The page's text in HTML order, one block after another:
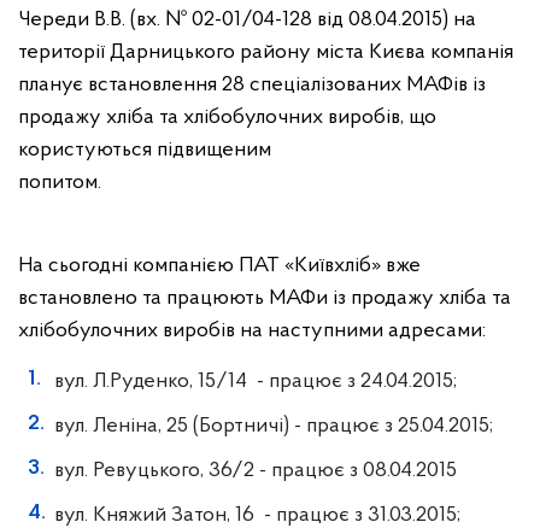
Череди В.В. (вх. № 02-01/04-128 від 08.04.2015) на
території Дарницького району міста Києва компанія
планує встановлення 28 спеціалізованих МАФів із
продажу хліба та хлібобулочних виробів, що
користуються підвищеним
попитом.
На сьогодні компанією ПАТ «Київхліб» вже
встановлено та працюють МАФи із продажу хліба та
хлібобулочних виробів на наступними адресами:
вул. Л.Руденко, 15/14 - працює з 24.04.2015;
вул. Леніна, 25 (Бортничі) - працює з 25.04.2015;
вул. Ревуцького, 36/2 - працює з 08.04.2015
вул. Княжий Затон, 16 - працює з 31.03.2015;